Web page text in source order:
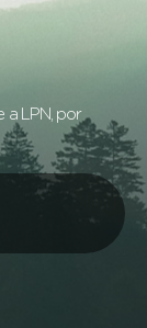
a LPN, por